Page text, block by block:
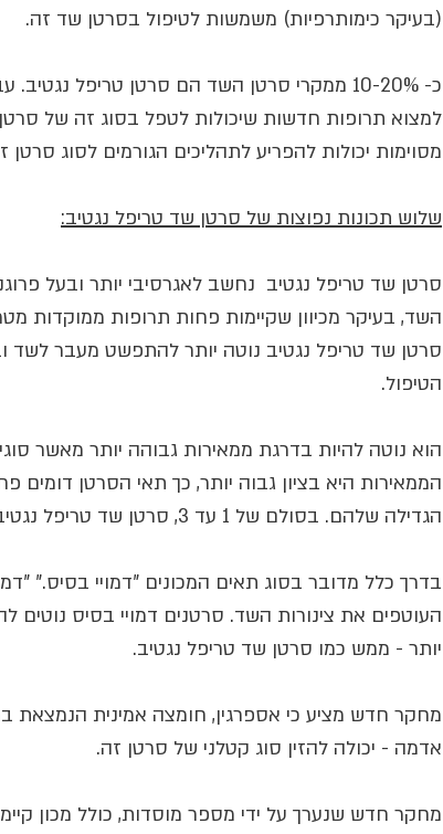
(בעיקר כימותרפיות) משמשות לטיפול בסרטן שד זה.
כ- 10-20% ממקרי סרטן השד הם סרטן טריפל
למצוא תרופות חדשות שיכולות לטפל בסוג זה של
מסוימות יכולות להפריע לתהליכים הגורמים לסוג סרטן
שלוש תכונות נפוצות של סרטן שד טריפל נגטיב:
סרטן שד טריפל נגטיב  נחשב לאגרסיבי יותר ובעל
השד, בעיקר מכיוון שקיימות פחות תרופות ממוקדות
סרטן שד טריפל נגטיב נוטה יותר להתפשט מעבר לשד
הטיפול.
הוא נוטה להיות בדרגת ממאירות גבוהה יותר מאשר
הממאירות היא בציון גבוה יותר, כך תאי הסרטן דומים
הגדילה שלהם. בסולם של 1 עד 3, סרטן שד טריפל נגטיב לרוב הוא בדרגה 3.
בדרך כלל מדובר בסוג תאים המכונים "דמויי בסיס."
העוטפים את צינורות השד. סרטנים דמויי בסיס נוטים
יותר - ממש כמו סרטן שד טריפל נגטיב.
מחקר חדש מציע כי אספרגין, חומצה אמינית הנמצאת
אדמה - יכולה להזין סוג קטלני של סרטן זה.
מחקר חדש שנערך על ידי מספר מוסדות, כולל מכון